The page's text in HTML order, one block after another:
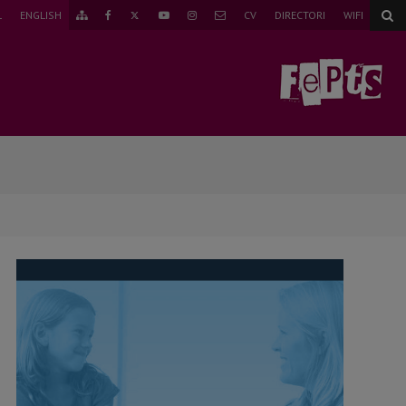
ANAR FAEBOOKTWITTERYOUTUBEINSTAGRAM
CORREU
CV DIRECTORI WIFI
ENGLISH